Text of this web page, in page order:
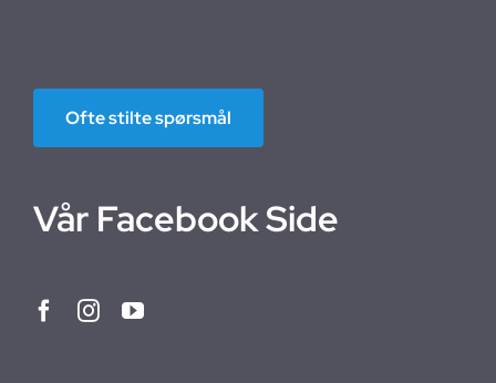
Ofte stilte spørsmål
Vår Facebook Side